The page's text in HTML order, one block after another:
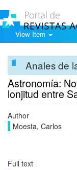
View Item
Anales de
Astronomía:
lonjitud entre
Author
Moesta, Carlos
Full text